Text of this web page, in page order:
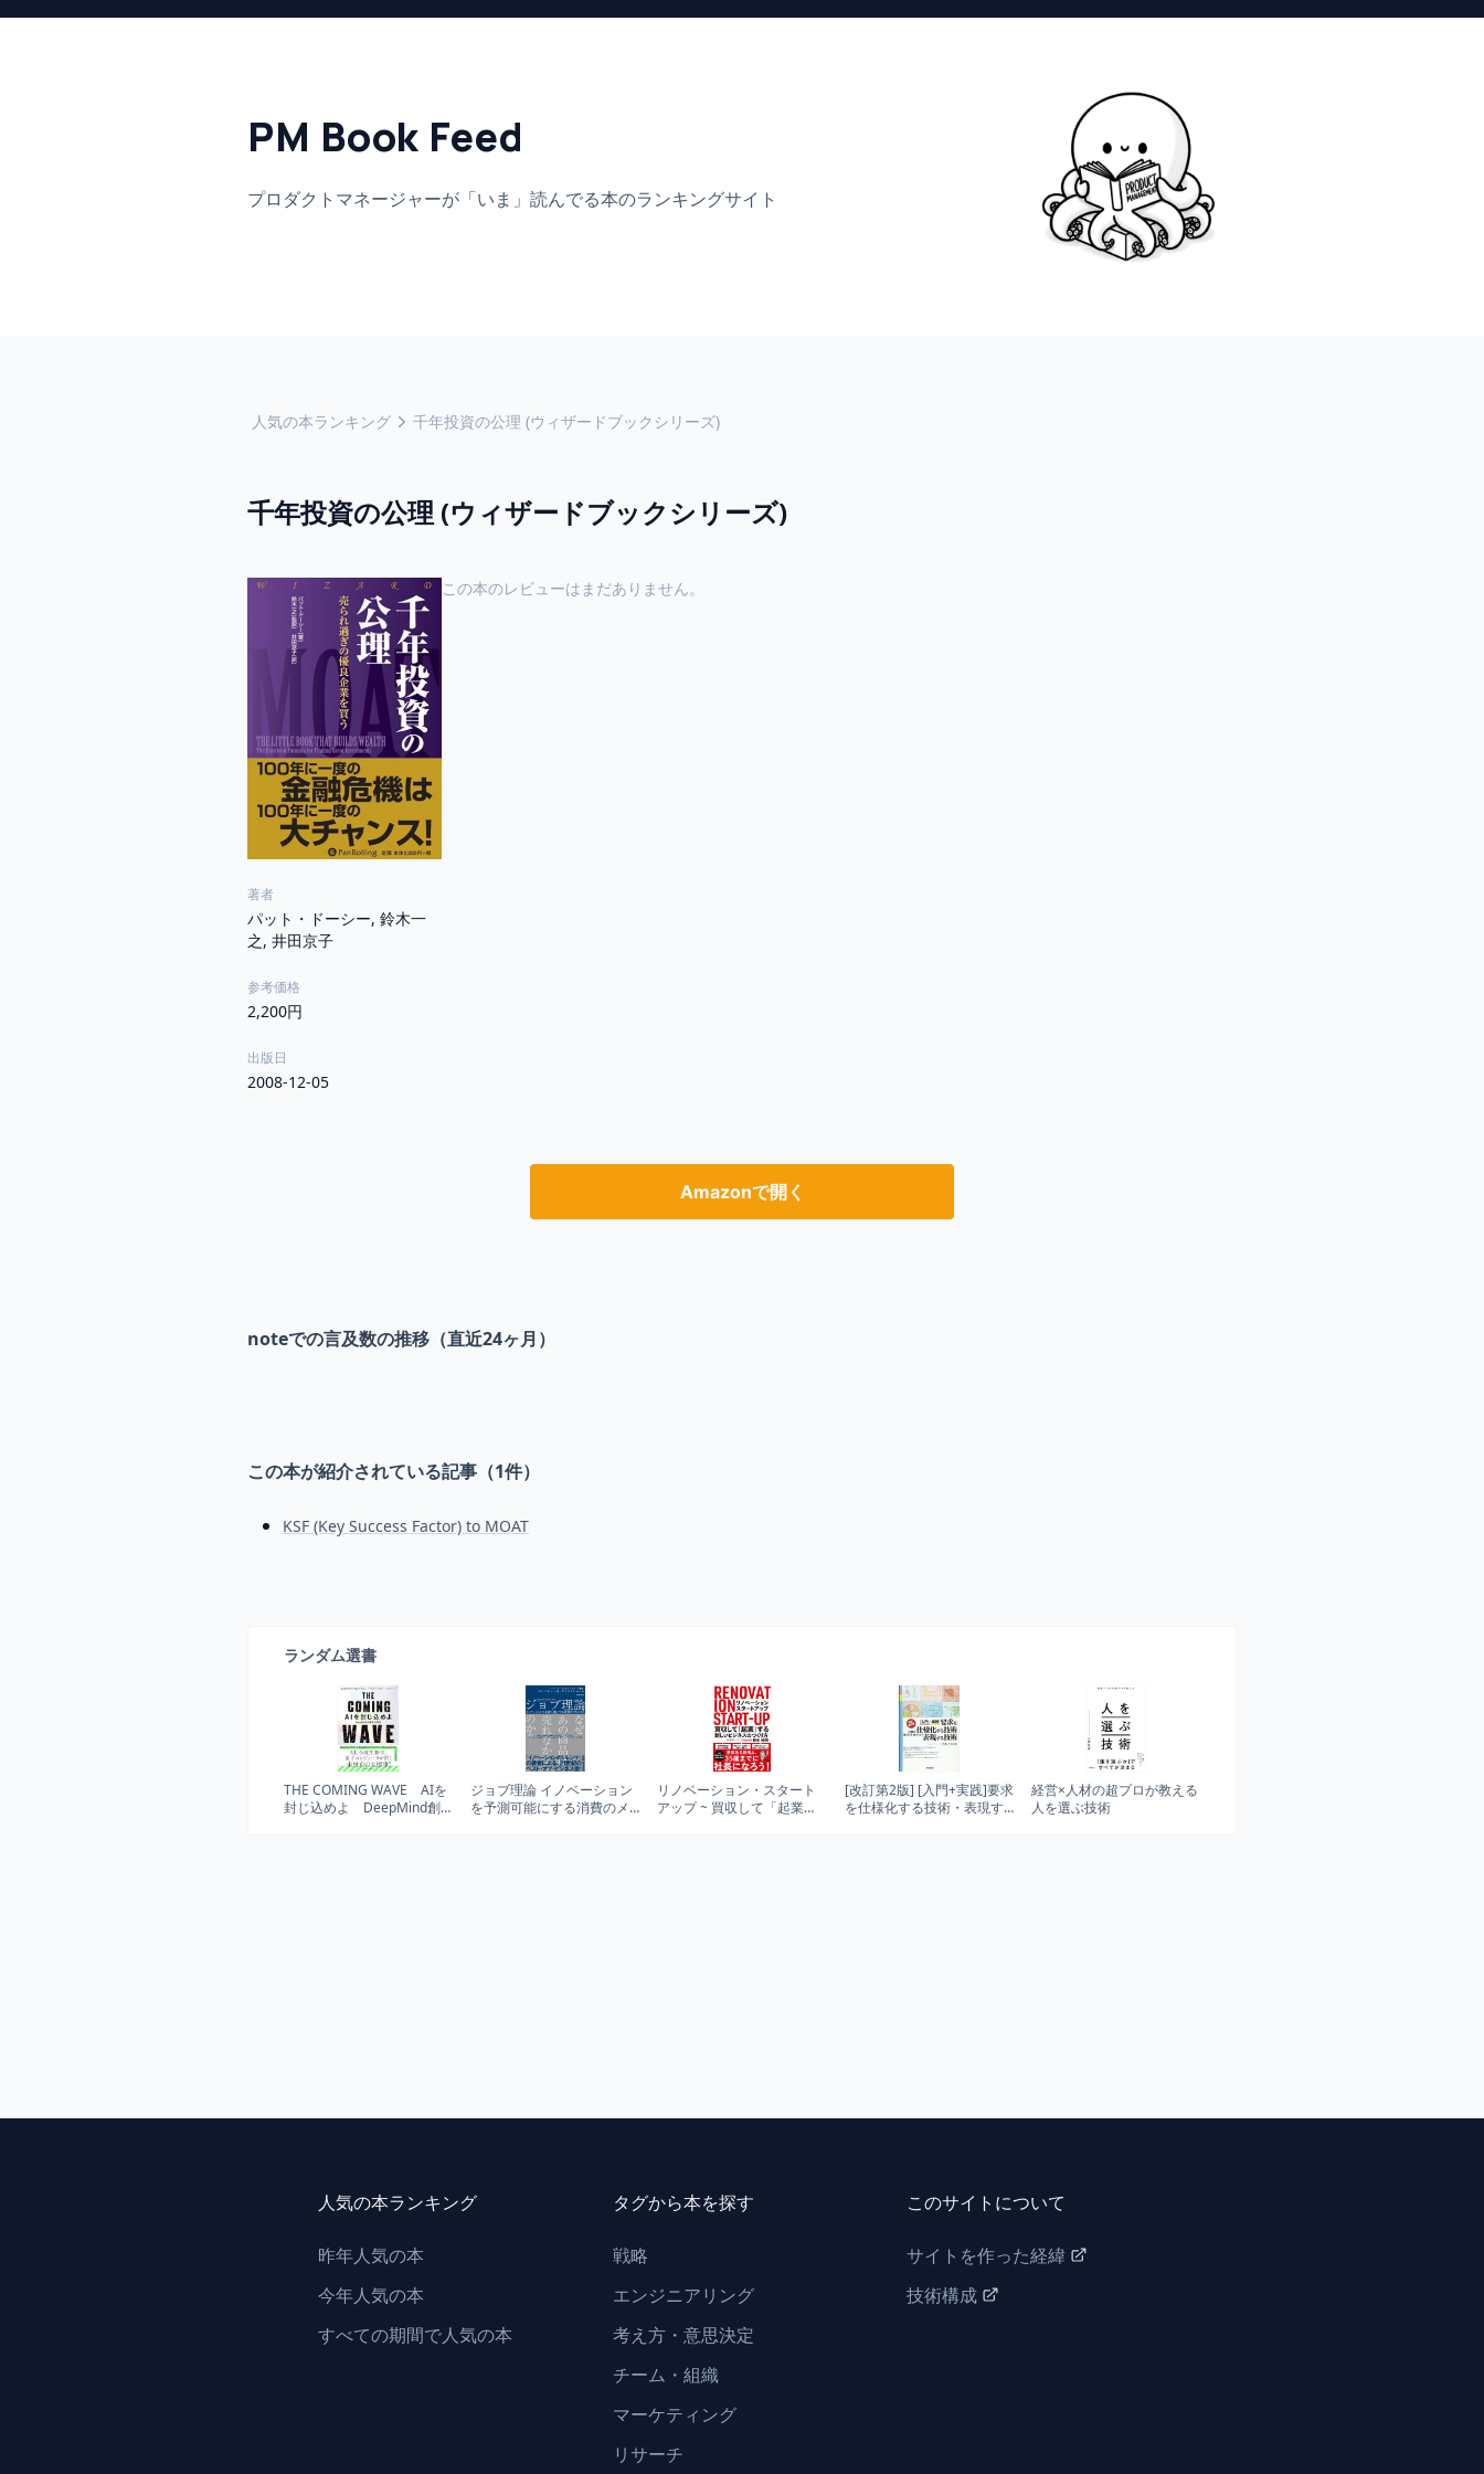
PM Book Feed
プロダクトマネージャーが「いま」 読んでる本のランキングサイト
人気の本ランキング 千年投資の公理 (ウィザードブックシリーズ)
千年投資の公理 (ウィザードブックシリーズ)
著者
パット・ドーシー, 鈴木一
之, 井田京子
参考価格
2,200円
出版日
2008-12-05
この本のレビューはまだありません。
Amazonで開く
noteでの言及数の推移（直近24ヶ月）
この本が紹介されている記事（1件）
KSF (Key Success Factor) to MOAT
ランダム選書
THE COMING WAVE AIを
封じ込めよ DeepMind創
ジョブ理論 イノベーション
を予測可能にする消費のメ
リノベーション・スタート
アップ ~ 買収して「起業」
[改訂第2版] [入門+実践]要求
を仕様化する技術・表現す
経営×人材の超プロが教える
人を選ぶ技術
人気の本ランキング
昨年人気の本
今年人気の本
すべての期間で人気の本
タグから本を探す
戦略
エンジニアリング
考え方・意思決定
チーム・組織
マーケティング
リサーチ
このサイトについて
サイトを作った経緯
技術構成